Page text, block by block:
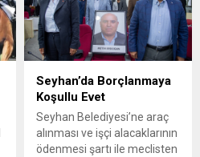
Seyhan’da Borçlanmaya
Koşullu Evet
Seyhan Belediyesi’ne araç
alınması ve işçi alacaklarının
ödenmesi şartı ile meclisten